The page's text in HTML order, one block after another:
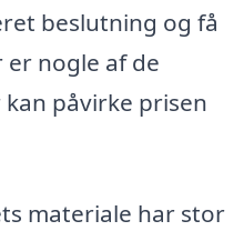
beslutning og få
nogle af de
påvirke prisen
materiale har stor